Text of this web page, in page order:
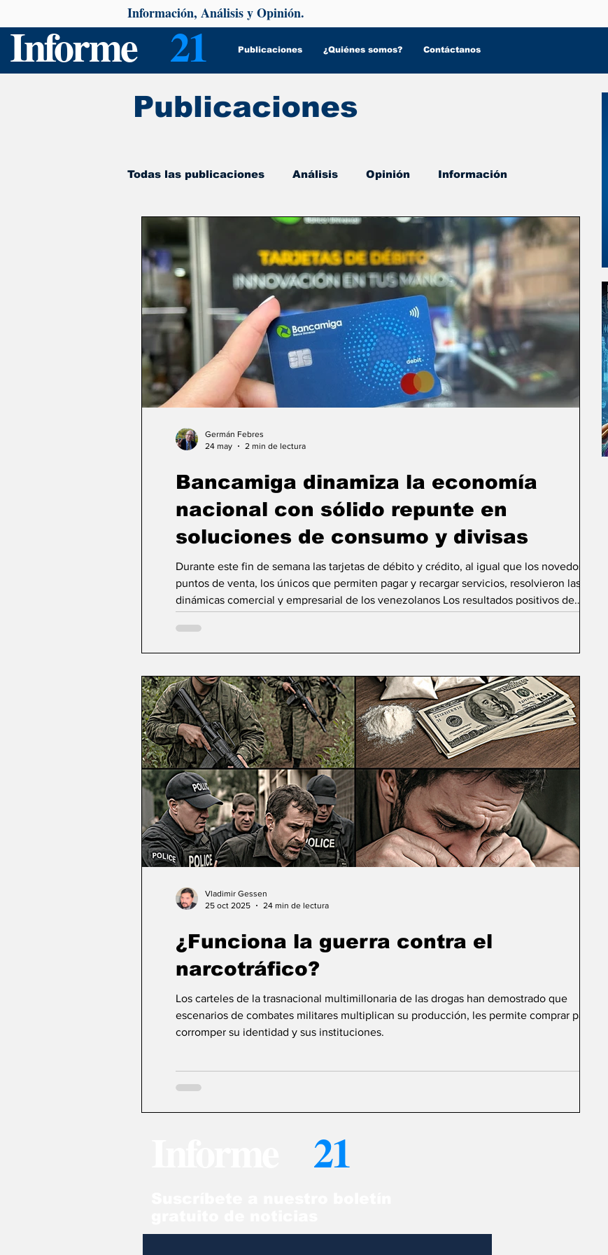
Informe 21 Publicaciones ¿Quiénes somos? Contáctanos
Información, Análisis y Opinión.
Todas las publicaciones Análisis Opinión Información
Bancamiga dinamiza la economía
nacional con sólido repunte en
soluciones de consumo y divisas
Durante este fin de semana las tarjetas de débito y crédito, al igual que los novedosos
puntos de venta, los únicos que permiten pagar y recargar servicios, resolvieron las
dinámicas comercial y empresarial de los venezolanos Los resultados positivos de
las aprobaciones de productos de consumo superaron los 7 millones de dólares diarios en
clientes jurídicos, lo que reafirma la importancia
Germán Febres
24 may
2 min de lectura
¿Funciona la guerra contra el
narcotráfico?
Los carteles de la trasnacional multimillonaria de las drogas han demostrado que
escenarios de combates militares multiplican su producción, les permite comprar países,
corromper su identidad y sus instituciones.
Vladimir Gessen
25 oct 2025
24 min de lectura
Publicaciones
21